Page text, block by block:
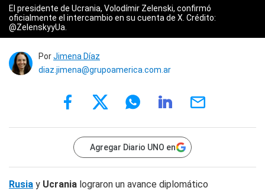
El presidente de Ucrania, Volodímir Zelenski, confirmó
oficialmente el intercambio en su cuenta de X. Crédito:
@ZelenskyyUa
PorJimena Díaz
diaz.jimena@grupoamerica.com.ar
Agregar Diario UNO en
Rusia y Ucrania lograron un avance diplomático